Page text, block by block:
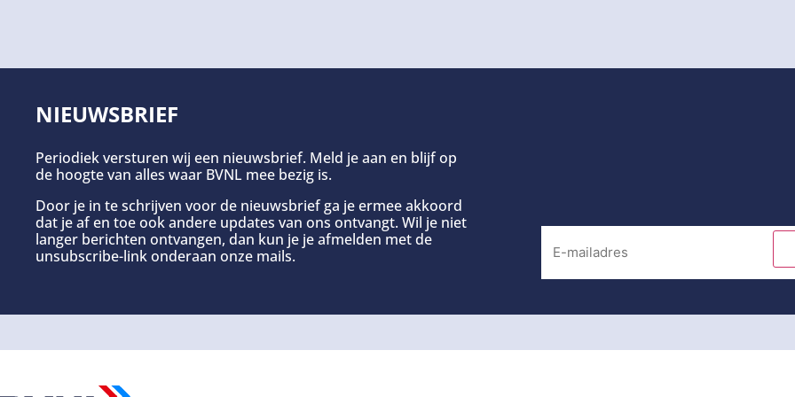
NIEUWSBRIEF
Periodiek versturen wij een nieuwsbrief. Meld je aan en blijf op
de hoogte van alles waar BVNL mee bezig is.
Door je in te schrijven voor de nieuwsbrief ga je ermee akkoord
dat je af en toe ook andere updates van ons ontvangt. Wil je niet
langer berichten ontvangen, dan kun je je afmelden met de
unsubscribe-link onderaan onze mails.